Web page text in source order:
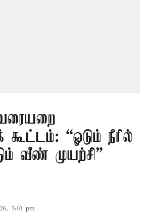
“ஓடும் நீரில்
வீண் முயற்சி” –
3:10 pm